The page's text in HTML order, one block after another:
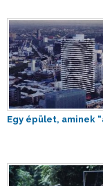
Egy épület, aminek